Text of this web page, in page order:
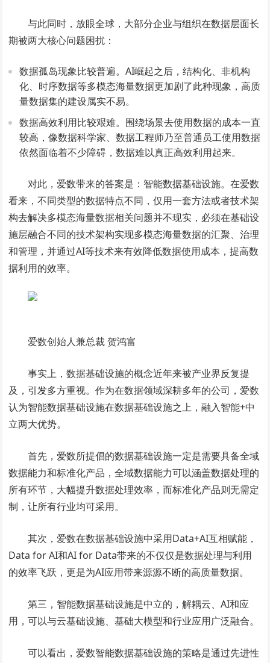
与此同时，放眼全球，大部分企业与组织在数据层面长
期被两大核心问题困扰：
数据孤岛现象比较普遍。AI崛起之后，结构化、非机构
化、时序数据等多模态海量数据更加剧了此种现象，高质
量数据集的建设属实不易。
数据高效利用比较艰难。围绕场景去使用数据的成本一直
较高，像数据科学家、数据工程师乃至普通员工使用数据
依然面临着不少障碍，数据难以真正高效利用起来。
对此，爱数带来的答案是：智能数据基础设施。在爱数
看来，不同类型的数据特点不同，仅用一套方法或者技术架
构去解决多模态海量数据相关问题并不现实，必须在基础设
施层融合不同的技术架构实现多模态海量数据的汇聚、治理
和管理，并通过AI等技术来有效降低数据使用成本，提高数
据利用的效率。
爱数创始人兼总裁 贺鸿富
事实上，数据基础设施的概念近年来被产业界反复提
及，引发多方重视。作为在数据领域深耕多年的公司，爱数
认为智能数据基础设施在数据基础设施之上，融入智能+中
立两大优势。
首先，爱数所提倡的数据基础设施一定是需要具备全域
数据能力和标准化产品，全域数据能力可以涵盖数据处理的
所有环节，大幅提升数据处理效率，而标准化产品则无需定
制，让所有行业均可采用。
其次，爱数在数据基础设施中采用Data+AI互相赋能，
Data for AI和AI for Data带来的不仅仅是数据处理与利用
的效率飞跃，更是为AI应用带来源源不断的高质量数据。
第三，智能数据基础设施是中立的，解耦云、AI和应
用，可以与云基础设施、基础大模型和行业应用广泛融合。
可以看出，爱数智能数据基础设施的策略是通过先进性